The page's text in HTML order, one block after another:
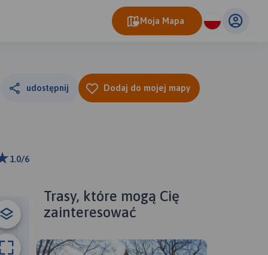
Moja Mapa
udostępnij Dodaj do mojej mapy
1.0/6
Trasy, które mogą Cię
zainteresować